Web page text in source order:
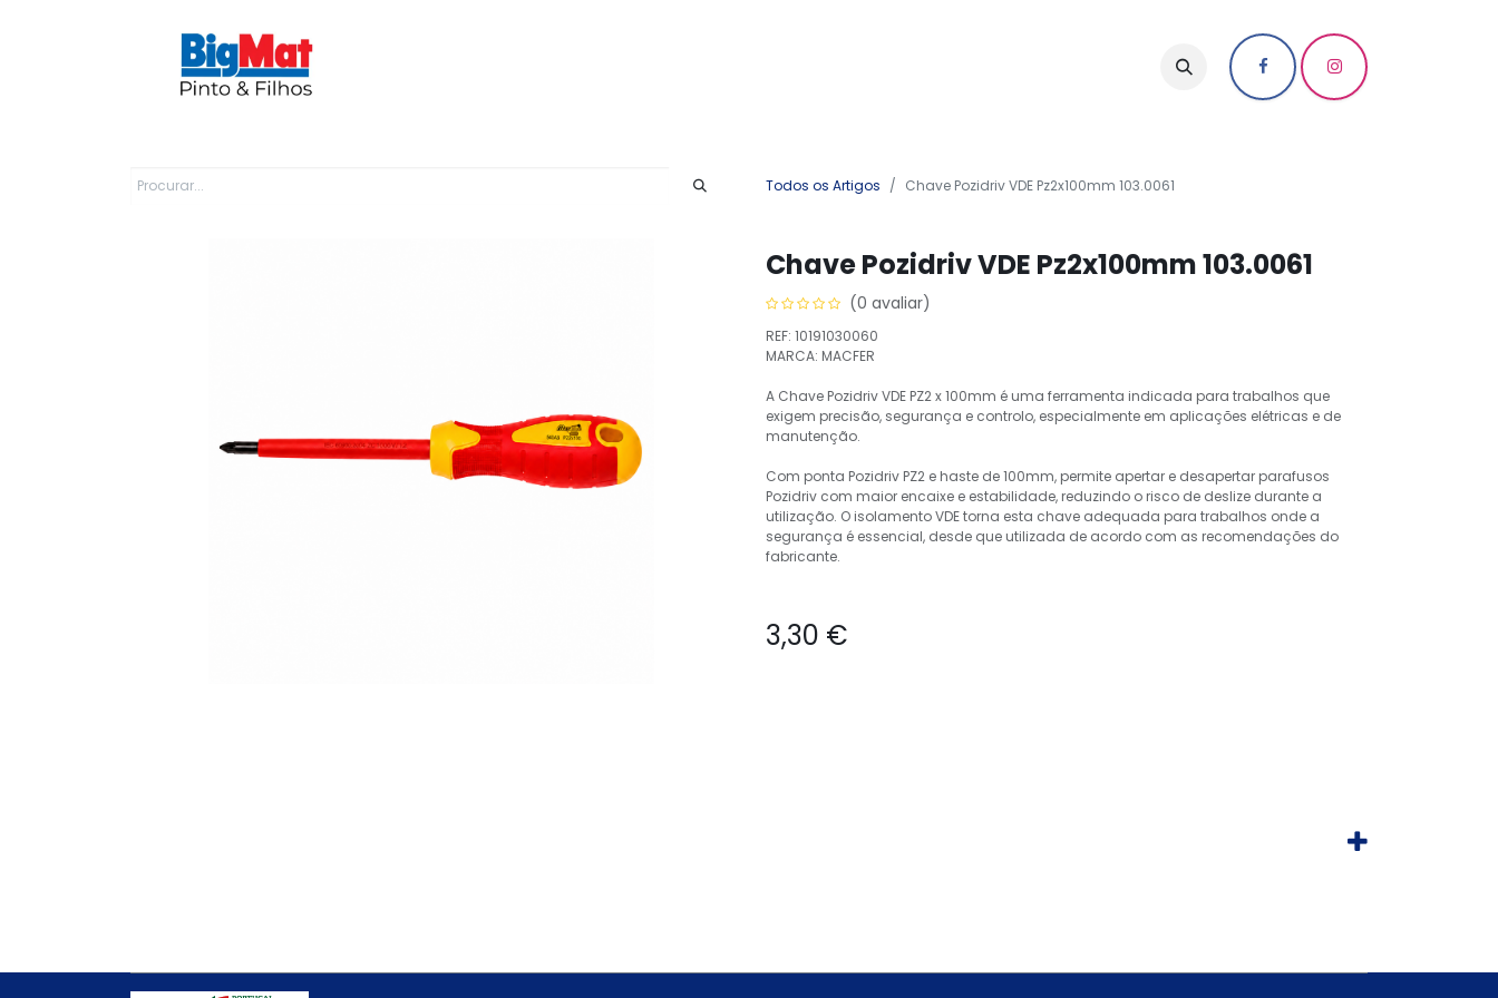
Todos os Artigos Chave Pozidriv VDE Pz2x100mm 103.0061
Chave Pozidriv VDE Pz2x100mm 103.0061
(0 avaliar)
REF: 10191030060
MARCA: MACFER
A Chave Pozidriv VDE PZ2 x 100mm é uma ferramenta indicada para trabalhos que
exigem precisão, segurança e controlo, especialmente em aplicações elétricas e de
manutenção.
Com ponta Pozidriv PZ2 e haste de 100mm, permite apertar e desapertar parafusos
Pozidriv com maior encaixe e estabilidade, reduzindo o risco de deslize durante a
utilização. O isolamento VDE torna esta chave adequada para trabalhos onde a
segurança é essencial, desde que utilizada de acordo com as recomendações do
fabricante.
3,30 €